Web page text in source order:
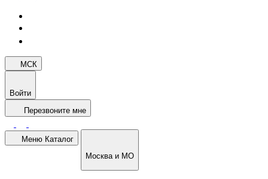
МСК
Войти
Перезвоните мне
Меню Каталог
Москва и МО